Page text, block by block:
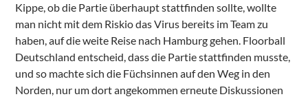
Kippe, ob die Partie überhaupt stattfinden sollte, wollte
man nicht mit dem Riskio das Virus bereits im Team zu
haben, auf die weite Reise nach Hamburg gehen. Floorball
Deutschland entscheid, dass die Partie stattfinden musste,
und so machte sich die Füchsinnen auf den Weg in den
Norden, nur um dort angekommen erneute Diskussionen